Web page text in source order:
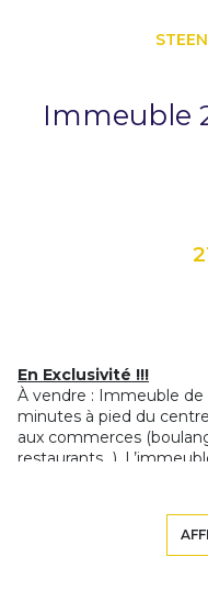
En Exclusivité !!!
À vendre : Immeuble
minutes à pied du
aux commerces
restaurants…).
cour (travaux à prévoir
à l'étage: un T3 en
actuellement mais qui